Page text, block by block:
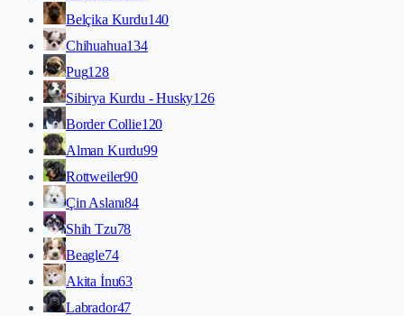
Belçika Kurdu140
Chihuahua134
Pug128
Sibirya Kurdu - Husky126
Border Collie120
Alman Kurdu99
Rottweiler90
Çin Aslanı84
Shih Tzu78
Beagle74
Akita İnu63
Labrador47